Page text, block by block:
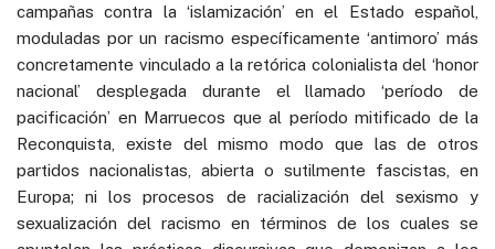
campañas contra la ‘islamización’ en el Estado español,
moduladas por un racismo específicamente ‘antimoro’ más
concretamente vinculado a la retórica colonialista del ‘honor
nacional’ desplegada durante el llamado ‘período de
pacificación’ en Marruecos que al período mitificado de la
Reconquista, existe del mismo modo que las de otros
partidos nacionalistas, abierta o sutilmente fascistas, en
Europa; ni los procesos de racialización del sexismo y
sexualización del racismo en términos de los cuales se